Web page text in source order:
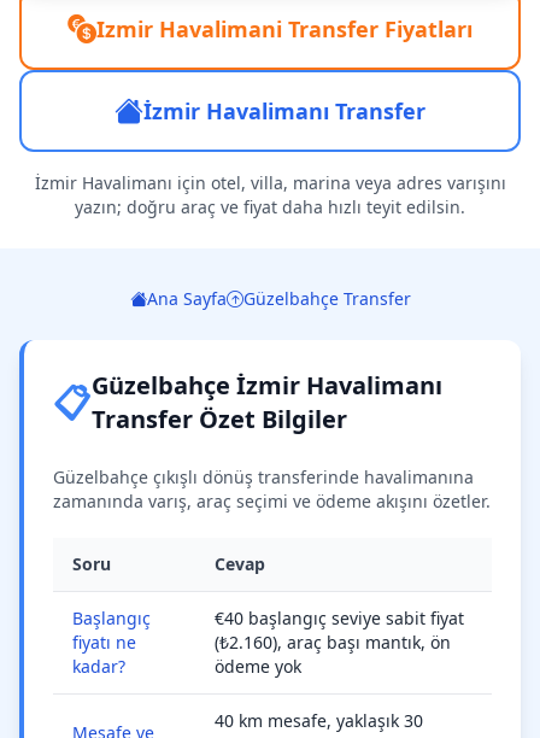
Izmir Havalimani Transfer Fiyatları
İzmir Havalimanı Transfer
İzmir Havalimanı için otel, villa, marina veya adres varışını
yazın; doğru araç ve fiyat daha hızlı teyit edilsin.
Ana Sayfa Güzelbahçe Transfer
📋Güzelbahçe İzmir Havalimanı
Transfer Özet Bilgiler
Güzelbahçe çıkışlı dönüş transferinde havalimanına
zamanında varış, araç seçimi ve ödeme akışını özetler.
Soru Cevap
Başlangıç
fiyatı ne
kadar?
€40 başlangıç seviye sabit fiyat
(₺2.160), araç başı mantık, ön
ödeme yok
Mesafe ve
40 km mesafe, yaklaşık 30